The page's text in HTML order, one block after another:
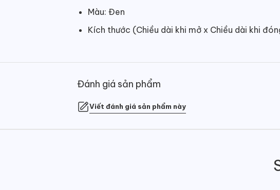
Màu: Đen
Kích thước (Chiều dài khi mở x Chiều dài khi
Đánh giá sản phẩm
Viết đánh giá sản phẩm này